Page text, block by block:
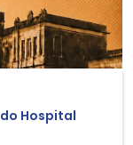
Hospital